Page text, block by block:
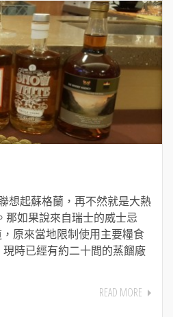
想起蘇格蘭，再不然就是大熱
那如果說來自瑞士的威士忌
原來當地限制使用主要糧食
時已經有約二十間的蒸餾廠
READ MORE